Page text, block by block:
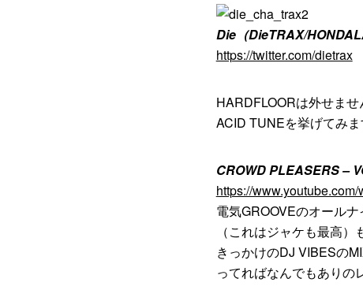
Die（DieTRAX/
https://twitter.com/dietrax
HARDFLOORは外せま
ACID TUNEを挙げてみま
CROWD PLEASERS –
https://
電気GROOVEのオール
（これはジャケも最高
きっかけのDJ VIBESの
ってればなんでもありの